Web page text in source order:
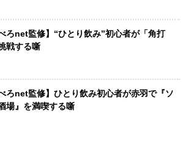
ろnet監修】“ひとり飲み”初心者が「角打
戦する噺
ろnet監修】ひとり飲み初心者が赤羽で『ソ
場』を満喫する噺